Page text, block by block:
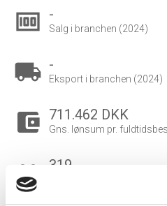
money -
Salg i branchen (2024)
local_shipping -
Eksport i branchen (2024)
account_balance_wallet 711.462 DKK
Gns. lønsum pr.
people_outline 319